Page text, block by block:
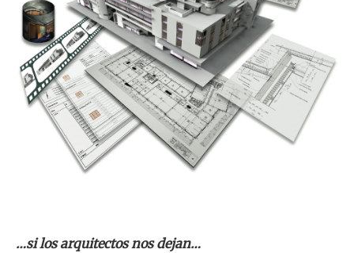
…si los arquitectos nos dejan…